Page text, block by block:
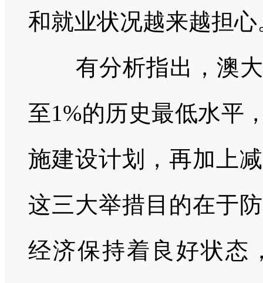
和就业状况越来越担心
有分析指出，澳大
至1%的历史最低水平
施建设计划，再加上
这三大举措目的在于
经济保持着良好状态